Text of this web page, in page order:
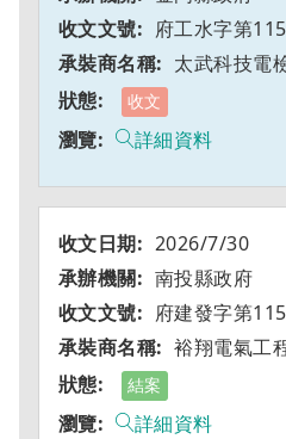
府工水字第
太武科技電
收文
詳細資料
2026/7/30
南投縣政府
府建發字第
裕翔電氣工
結案
詳細資料